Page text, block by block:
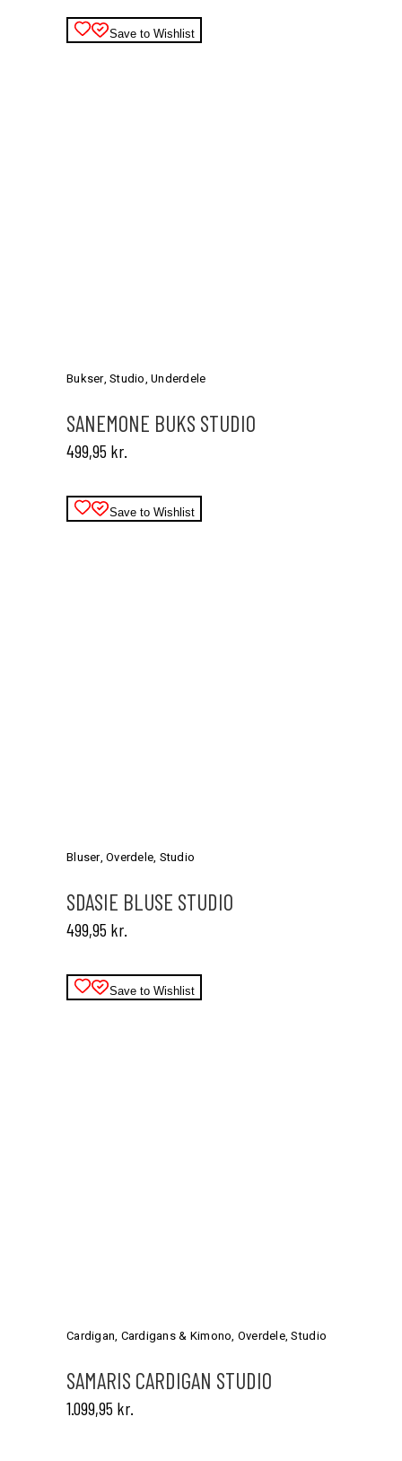
varesiden
Save to Wishlist
varianter.
Mulighederne
kan
varesiden
Bukser,Studio,Underdele
SANEMONE BUKS STUDIO
499,95 kr.
Save to Wishlist
varianter.
Mulighederne
kan
varesiden
Bluser,Overdele, Studio
SDASIE BLUSE STUDIO
499,95 kr.
Save to Wishlist
varianter.
Mulighederne
kan
Cardigan, Cardigans & Kimono, Overdele,Studio
SAMARIS CARDIGAN STUDIO
1.099,95 kr.